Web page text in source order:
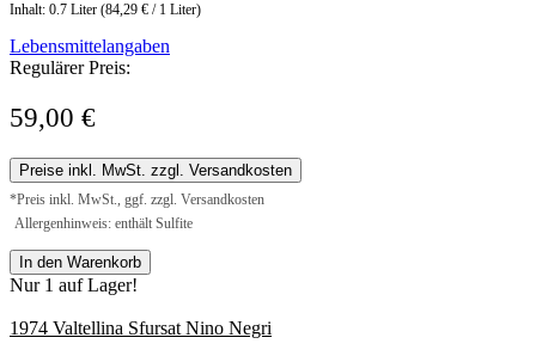
Inhalt: 0.7 Liter (84,29 € / 1 Liter)
Lebensmittelangaben
Regulärer Preis:
59,00 €
Preise inkl. MwSt. zzgl. Versandkosten
*Preis inkl. MwSt., ggf. zzgl. Versandkosten
Allergenhinweis: enthält Sulfite
In den Warenkorb
Nur 1 auf Lager!
1974 Valtellina Sfursat Nino Negri